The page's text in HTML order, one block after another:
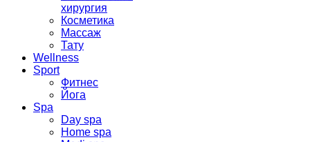
хирургия
Косметика
Массаж
Тату
Wellness
Sport
Фитнес
Йога
Spa
Day spa
Home spa